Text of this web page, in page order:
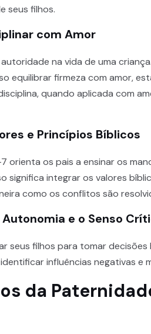
seus filhos.
com Amor
na vida de uma
equilibrar firmeza com amor,
quando aplicada com
e Princípios Bíblicos
orienta os pais a ensinar os
significa integrar os valores
como os conflitos são
e o Senso
seus filhos para tomar
influências negativas
da